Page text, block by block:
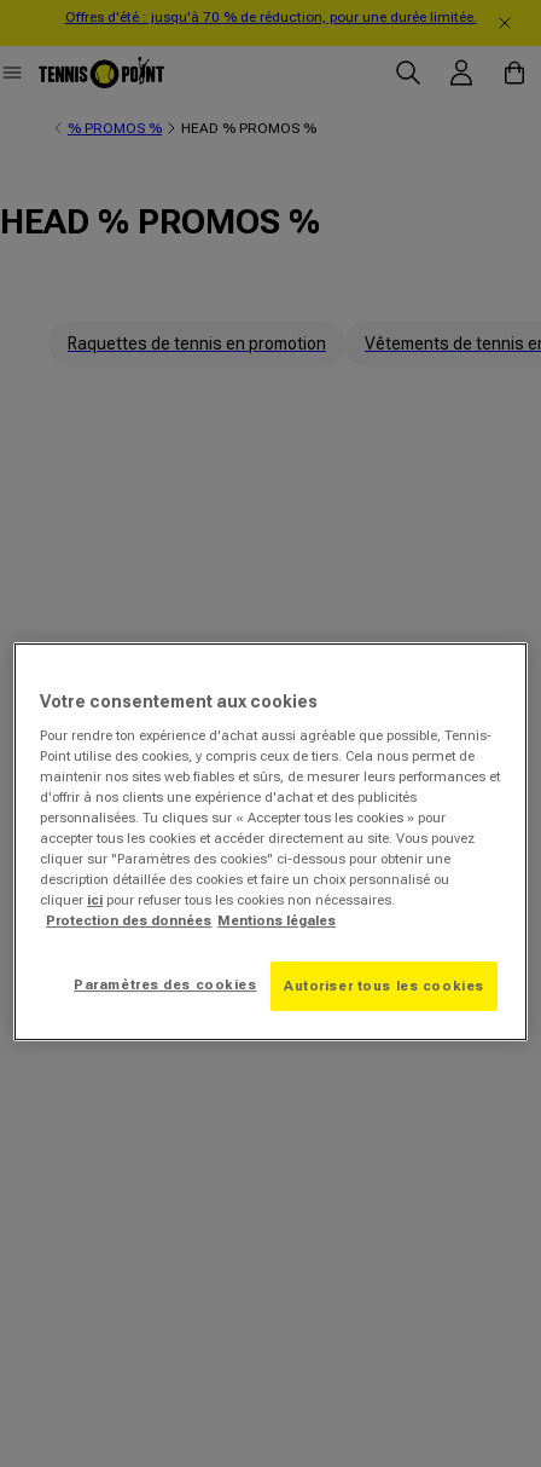
au contenu
Offres d'été : jusqu'à 70 % de réduction, pour une durée limitée.
Se connecter
Panier
% PROMOS % HEAD % PROMOS %
HEAD % PROMOS %
Raquettes de tennis en promotion Vêtements de tennis
Votre consentement aux cookies
Pour rendre ton expérience d'achat aussi agréable que possible, Tennis-
Point utilise des cookies, y compris ceux de tiers. Cela nous permet de
maintenir nos sites web fiables et sûrs, de mesurer leurs performances et
d'offrir à nos clients une expérience d'achat et des publicités
personnalisées. Tu cliques sur « Accepter tous les cookies » pour
accepter tous les cookies et accéder directement au site. Vous pouvez
cliquer sur "Paramètres des cookies" ci-dessous pour obtenir une
description détaillée des cookies et faire un choix personnalisé ou
cliquer ici pour refuser tous les cookies non nécessaires.
Protection des données Mentions légales
Paramètres des cookies Autoriser tous les cookies